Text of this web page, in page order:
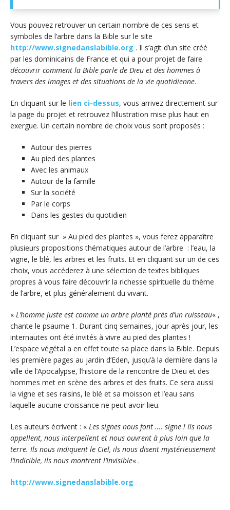
Vous pouvez retrouver un certain nombre de ces sens et
symboles de l’arbre dans la Bible sur le site
http://www.signedanslabible.org . Il s’agit d’un site créé
par les dominicains de France et qui a pour projet de faire
découvrir comment la Bible parle de Dieu et des hommes à
travers des images et des situations de la vie quotidienne.
En cliquant sur le lien ci-dessus, vous arrivez directement sur
la page du projet et retrouvez l’illustration mise plus haut en
exergue. Un certain nombre de choix vous sont proposés :
Autour des pierres
Au pied des plantes
Avec les animaux
Autour de la famille
Sur la société
Par le corps
Dans les gestes du quotidien
En cliquant sur » Au pied des plantes », vous ferez apparaître
plusieurs propositions thématiques autour de l’arbre : l’eau, la
vigne, le blé, les arbres et les fruits. Et en cliquant sur un de ces
choix, vous accéderez à une sélection de textes bibliques
propres à vous faire découvrir la richesse spirituelle du thème
de l’arbre, et plus généralement du vivant.
« L’homme juste est comme un arbre planté près d’un ruisseau« ,
chante le psaume 1. Durant cinq semaines, jour après jour, les
internautes ont été invités à vivre au pied des plantes !
L’espace végétal a en effet toute sa place dans la Bible. Depuis
les première pages au jardin d’Eden, jusqu’à la dernière dans la
ville de l’Apocalypse, l’histoire de la rencontre de Dieu et des
hommes met en scène des arbres et des fruits. Ce sera aussi
la vigne et ses raisins, le blé et sa moisson et l’eau sans
laquelle aucune croissance ne peut avoir lieu.
Les auteurs écrivent : « Les signes nous font …. signe ! Ils nous
appellent, nous interpellent et nous ouvrent à plus loin que la
terre. Ils nous indiquent le Ciel, ils nous disent mystérieusement
l’indicible, ils nous montrent l’Invisible« .
http://www.signedanslabible.org